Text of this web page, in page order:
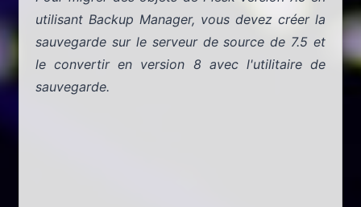
utilisant Backup Manager, vous devez créer la
sauvegarde sur le serveur de source de 7.5 et
le convertir en version 8 avec l'utilitaire de
sauvegarde.